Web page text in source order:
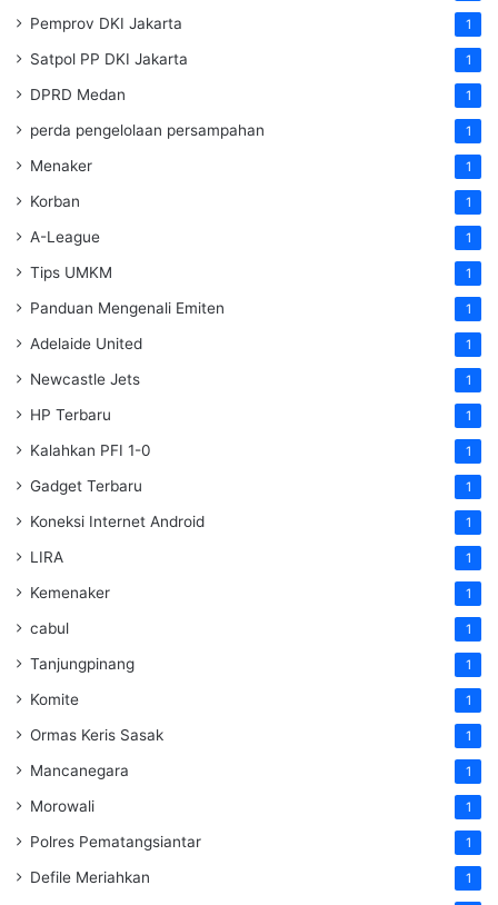
Pemprov DKI Jakarta 1
Satpol PP DKI Jakarta 1
DPRD Medan 1
perda pengelolaan persampahan 1
Menaker 1
Korban 1
A-League 1
Tips UMKM 1
Panduan Mengenali Emiten 1
Adelaide United 1
Newcastle Jets 1
HP Terbaru 1
Kalahkan PFI 1-0 1
Gadget Terbaru 1
Koneksi Internet Android 1
LIRA 1
Kemenaker 1
cabul 1
Tanjungpinang 1
Komite 1
Ormas Keris Sasak 1
Mancanegara 1
Morowali 1
Polres Pematangsiantar 1
Defile Meriahkan 1